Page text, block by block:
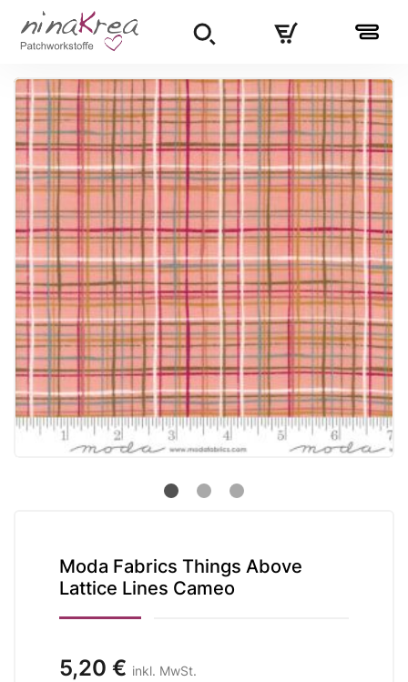
Moda Fabrics Things Above
Lattice Lines Cameo
5,20 € inkl. MwSt.